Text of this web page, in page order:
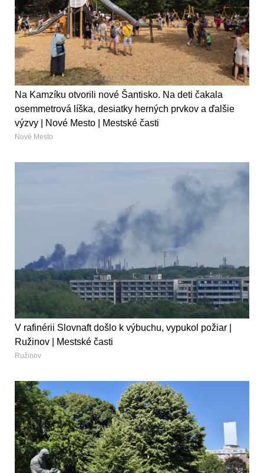
Na Kamzíku otvorili nové Šantisko. Na deti čakala
osemmetrová líška, desiatky herných prvkov a ďalšie
výzvy | Nové Mesto | Mestské časti
Nové Mesto
V rafinérii Slovnaft došlo k výbuchu, vypukol požiar |
Ružinov | Mestské časti
Ružinov